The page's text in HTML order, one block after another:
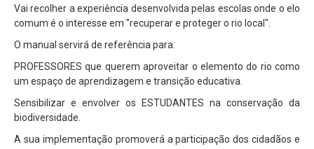
Vai recolher a experiência desenvolvida pelas escolas onde o elo
comum é o interesse em "recuperar e proteger o rio local".
O manual servirá de referência para:
PROFESSORES que querem aproveitar o elemento do rio como
um espaço de aprendizagem e transição educativa.
Sensibilizar e envolver os ESTUDANTES na conservação da
biodiversidade.
A sua implementação promoverá a participação dos cidadãos e